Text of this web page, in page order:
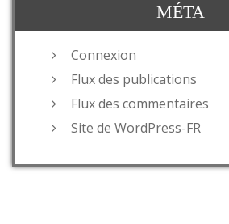
MÉTA
Connexion
Flux des publications
Flux des commentaires
Site de WordPress-FR